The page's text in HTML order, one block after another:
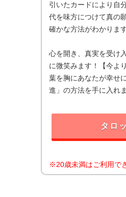
引いたカードにより自
代を味方につけて真の
確かな方法がわかります
心を開き、真実を受け
に微笑みます！【今よ
葉を胸にあなたが幸せ
進」の方法を手に入れ
タロ
※20歳未満はご利用で